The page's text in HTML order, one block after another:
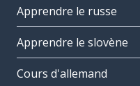
Apprendre le russe
Apprendre le slovène
Cours d'allemand